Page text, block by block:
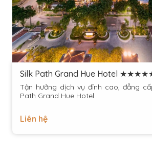
Silk Path Grand Hue Hotel
Tận hưởng dịch vụ đỉnh cao, đẳng
Path Grand Hue Hotel
Liên hệ